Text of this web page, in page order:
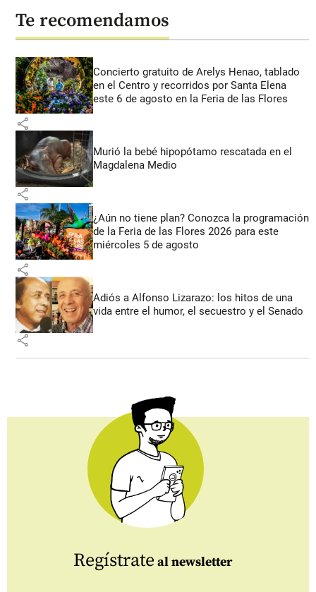
Te recomendamos
Concierto gratuito de Arelys Henao, tablado
en el Centro y recorridos por Santa Elena
este 6 de agosto en la Feria de las Flores
share
Murió la bebé hipopótamo rescatada en el
Magdalena Medio
share
¿Aún no tiene plan? Conozca la programación
de la Feria de las Flores 2026 para este
miércoles 5 de agosto
share
Adiós a Alfonso Lizarazo: los hitos de una
vida entre el humor, el secuestro y el Senado
share
Regístrate al newsletter